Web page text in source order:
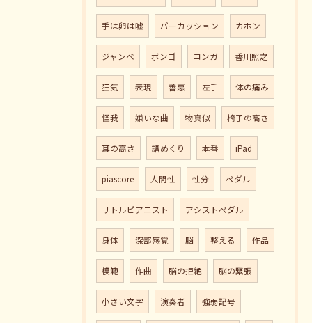
手は卵は嘘 パーカッション カホン
ジャンべ ボンゴ コンガ 香川照之
狂気 表現 善悪 左手 体の痛み
怪我 嫌いな曲 物真似 椅子の高さ
耳の高さ 譜めくり 本番 iPad
piascore 人間性 性分 ペダル
リトルピアニスト アシストペダル
身体 深部感覚 脳 整える 作品
模範 作曲 脳の拒絶 脳の緊張
小さい文字 演奏者 強弱記号